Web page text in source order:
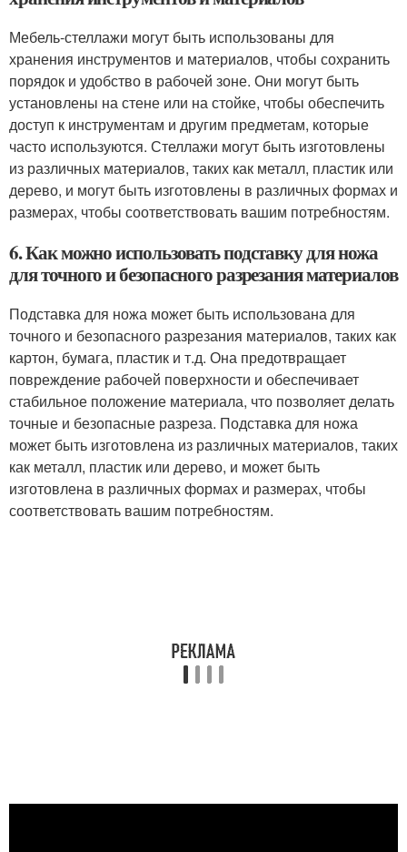
Мебель-стеллажи могут быть использованы для
хранения инструментов и материалов, чтобы сохранить
порядок и удобство в рабочей зоне. Они могут быть
установлены на стене или на стойке, чтобы обеспечить
доступ к инструментам и другим предметам, которые
часто используются. Стеллажи могут быть изготовлены
из различных материалов, таких как металл, пластик или
дерево, и могут быть изготовлены в различных формах и
размерах, чтобы соответствовать вашим потребностям.
6. Как можно использовать подставку для ножа
для точного и безопасного разрезания материалов
Подставка для ножа может быть использована для
точного и безопасного разрезания материалов, таких как
картон, бумага, пластик и т.д. Она предотвращает
повреждение рабочей поверхности и обеспечивает
стабильное положение материала, что позволяет делать
точные и безопасные разреза. Подставка для ножа
может быть изготовлена из различных материалов, таких
как металл, пластик или дерево, и может быть
изготовлена в различных формах и размерах, чтобы
соответствовать вашим потребностям.